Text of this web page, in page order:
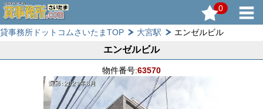
0
貸事務所ドットコムさいたまTOP 大宮駅 エンゼルビル
エンゼルビル
物件番号:63570